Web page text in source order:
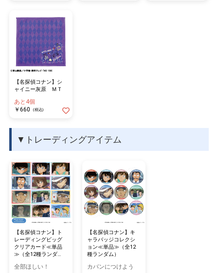
【名探偵コナン】シ
ャイニー灰原 ＭＴ
あと4個
￥660
(税込)
▼トレーディングアイテム
【名探偵コナン】ト
レーディングビッグ
クリアカード≪単品
≫（全12種ランダ
全部ほしい！
【名探偵コナン】キ
ャラバッジコレクシ
ョン≪単品≫（全12
種ランダム）
カバンにつけよう